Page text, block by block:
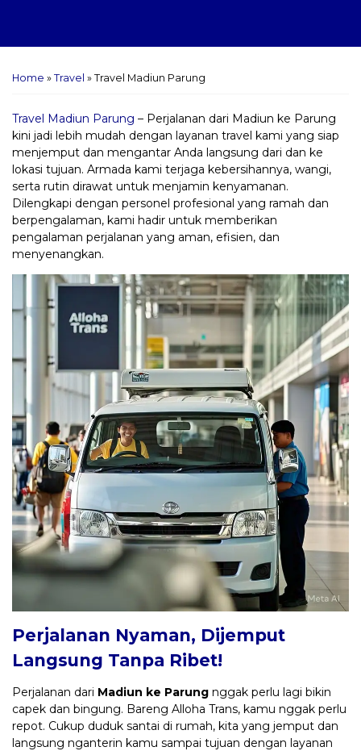
Home » Travel » Travel Madiun Parung
Travel Madiun Parung – Perjalanan dari Madiun ke Parung
kini jadi lebih mudah dengan layanan travel kami yang siap
menjemput dan mengantar Anda langsung dari dan ke
lokasi tujuan. Armada kami terjaga kebersihannya, wangi,
serta rutin dirawat untuk menjamin kenyamanan.
Dilengkapi dengan personel profesional yang ramah dan
berpengalaman, kami hadir untuk memberikan
pengalaman perjalanan yang aman, efisien, dan
menyenangkan.
Perjalanan Nyaman, Dijemput
Langsung Tanpa Ribet!
Perjalanan dari Madiun ke Parung nggak perlu lagi bikin
capek dan bingung. Bareng Alloha Trans, kamu nggak perlu
repot. Cukup duduk santai di rumah, kita yang jemput dan
langsung nganterin kamu sampai tujuan dengan layanan